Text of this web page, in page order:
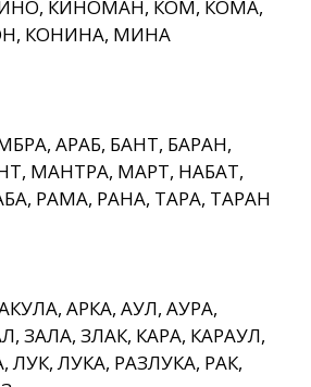
КИНОМАН, КОМ, КОМА,
КОНИНА, МИНА
АРАБ, БАНТ, БАРАН,
МАНТРА, МАРТ, НАБАТ,
РАМА, РАНА, ТАРА, ТАРАН
АРКА, АУЛ, АУРА,
ЗАЛА, ЗЛАК, КАРА, КАРАУЛ,
ЛУК, ЛУКА, РАЗЛУКА, РАК,